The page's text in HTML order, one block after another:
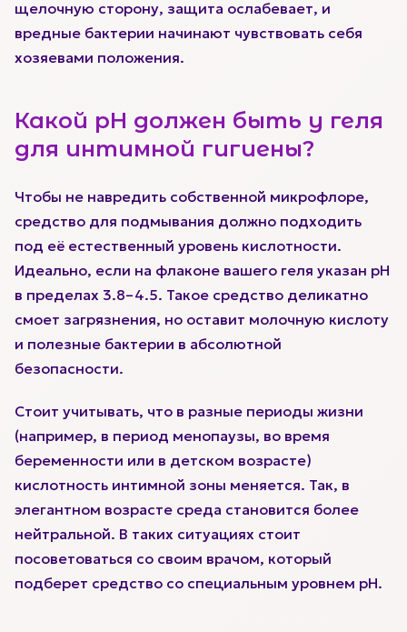
щелочную сторону, защита ослабевает, и
вредные бактерии начинают чувствовать себя
хозяевами положения.
Какой pH должен быть у геля
для интимной гигиены?
Чтобы не навредить собственной микрофлоре,
средство для подмывания должно подходить
под её естественный уровень кислотности.
Идеально, если на флаконе вашего геля указан pH
в пределах 3.8–4.5. Такое средство деликатно
смоет загрязнения, но оставит молочную кислоту
и полезные бактерии в абсолютной
безопасности.
Стоит учитывать, что в разные периоды жизни
(например, в период менопаузы, во время
беременности или в детском возрасте)
кислотность интимной зоны меняется. Так, в
элегантном возрасте среда становится более
нейтральной. В таких ситуациях стоит
посоветоваться со своим врачом, который
подберет средство со специальным уровнем pH.